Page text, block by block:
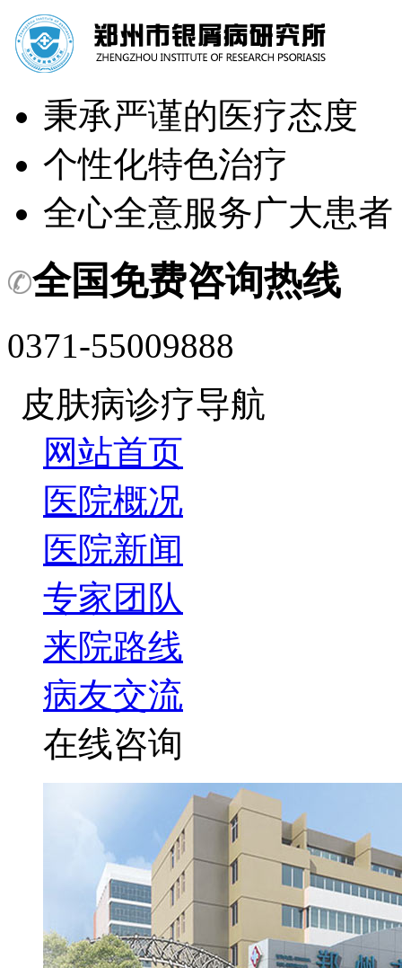
秉承严谨的医疗态度
个性化特色治疗
全心全意服务广大患者
全国免费咨询热线
0371-55009888
皮肤病诊疗导航
网站首页
医院概况
医院新闻
专家团队
来院路线
病友交流
在线咨询